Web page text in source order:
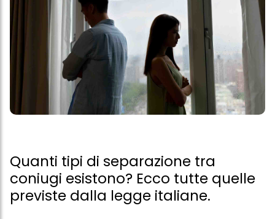
Quanti tipi di separazione tra
coniugi esistono? Ecco tutte quelle
previste dalla legge italiane.